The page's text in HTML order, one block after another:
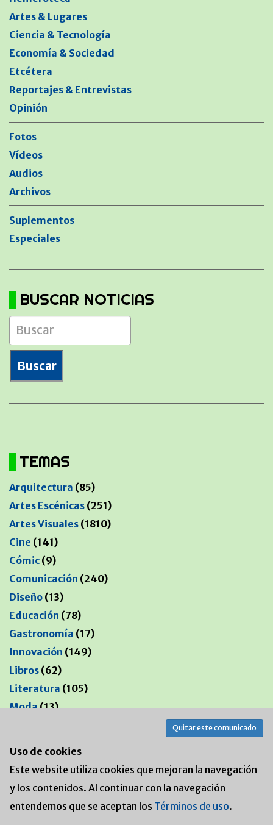
Artes & Lugares
Ciencia & Tecnología
Economía & Sociedad
Etcétera
Reportajes & Entrevistas
Opinión
Fotos
Vídeos
Audios
Archivos
Suplementos
Especiales
BUSCAR NOTICIAS
TEMAS
Arquitectura (85)
Artes Escénicas (251)
Artes Visuales (1810)
Cine (141)
Cómic (9)
Comunicación (240)
Diseño (13)
Educación (78)
Gastronomía (17)
Innovación (149)
Libros (62)
Literatura (105)
Moda(13)
Quitar este comunicado
Uso de cookies
Este website utiliza cookies que mejoran la navegación
y los contenidos. Al continuar con la navegación
entendemos que se aceptan los Términos de uso.